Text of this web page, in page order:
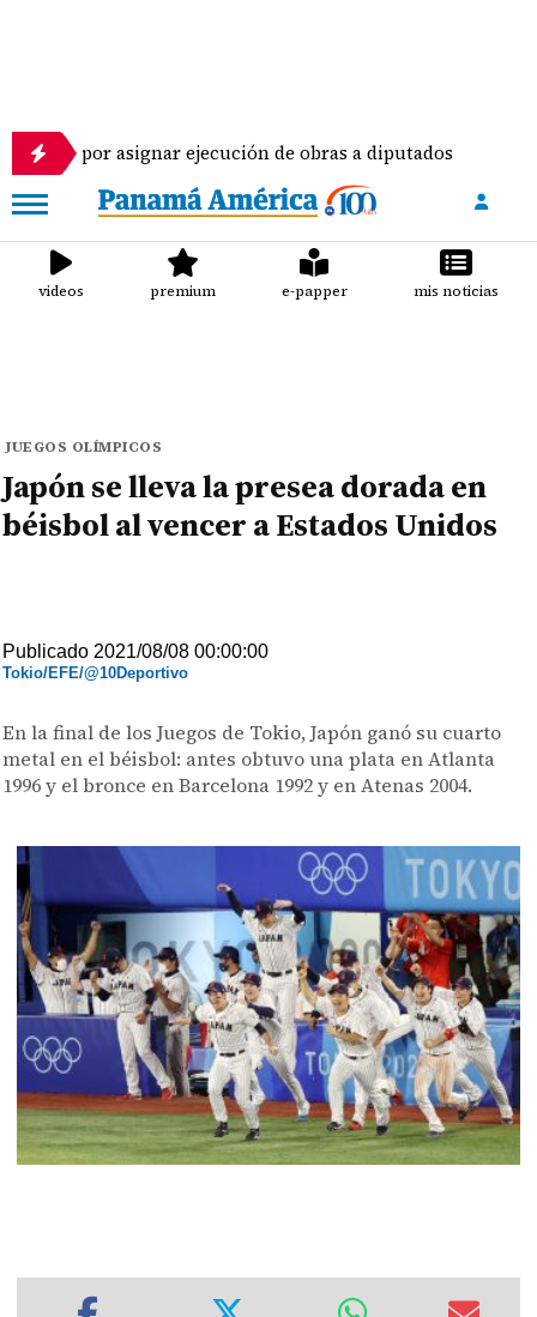
asignar ejecución de obras a diputados
videos premium e-papper mis noticias
JUEGOS OLÍMPICOS
Japón se lleva la presea dorada en
béisbol al vencer a Estados Unidos
Publicado 2021/08/08 00:00:00
Tokio/EFE/@10Deportivo
En la final de los Juegos de Tokio, Japón ganó su cuarto
metal en el béisbol: antes obtuvo una plata en Atlanta
1996 y el bronce en Barcelona 1992 y en Atenas 2004.